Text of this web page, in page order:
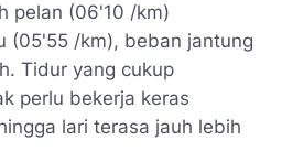
pelan (06'10 /km)
(05'55 /km), beban jantung
Tidur yang cukup
perlu bekerja keras
lari terasa jauh lebih